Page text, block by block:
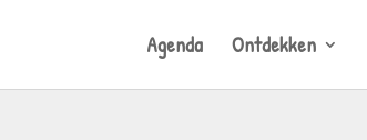
Agenda Ontdekken